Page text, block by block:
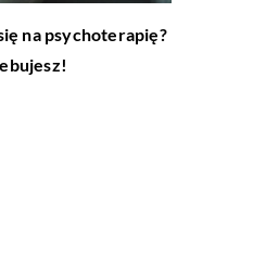
na psychoterapię?